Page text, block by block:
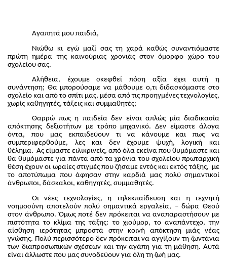
Αγαπητά μου παιδιά,
Νιώθω κι εγώ μαζί σας τη χαρά καθώς συναντιόμαστε
πρώτη ημέρα της καινούριας χρονιάς στον όμορφο χώρο του
σχολείου σας.
Αλήθεια, έχουμε σκεφθεί πόση αξία έχει αυτή η
συνάντηση; Θα μπορούσαμε να μάθουμε ο,τι διδασκόμαστε στο
σχολείο και από το σπίτι μας, μέσα από τις προηγμένες τεχνολογίες,
χωρίς καθηγητές, τάξεις και συμμαθητές;
Θαρρώ πως η παιδεία δεν είναι απλώς μία διαδικασία
απόκτησης δεξιοτήτων με τρόπο μηχανικό. Δεν είμαστε άλογα
όντα, που μας εκπαιδεύουν τι να κάνουμε και πως να
συμπεριφερθούμε, λες και δεν έχουμε ψυχή, λογική και
θέλημα. Ας είμαστε ειλικρινείς, από όλα εκείνα που θυμόμαστε και
θα θυμόμαστε για πάντα από τα χρόνια του σχολείου πρωταρχική
θέση έχουν οι ωραίες στιγμές που ζήσαμε εντός και εκτός τάξης, με
το αποτύπωμα που άφησαν στην καρδιά μας πολύ σημαντικοί
άνθρωποι, δάσκαλοι, καθηγητές, συμμαθητές.
Οι νέες τεχνολογίες, η τηλεκπαίδευση και η τεχνητή
νοημοσύνη αποτελούν πολύ σημαντικά εργαλεία, – δώρα Θεού
στον άνθρωπο. Όμως ποτέ δεν πρόκειται να αναπαραστήσουν με
πιστότητα το κλίμα της τάξης: το χιούμορ, το αναπάντεχο, την
αίσθηση ιερότητας μπροστά στην κοινή απόκτηση μιάς νέας
γνώσης. Πολύ περισσότερο δεν πρόκειται να αγγίξουν τη ζωντάνια
των διαπροσωπικών σχέσεων και την αγάπη για τη μάθηση. Αυτά
είναι άλλωστε που μας συνοδεύουν για όλη τη ζωή μας.